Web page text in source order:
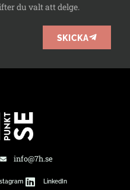
du valt att delge.
SKICKA
info@7h.se
LinkedIn